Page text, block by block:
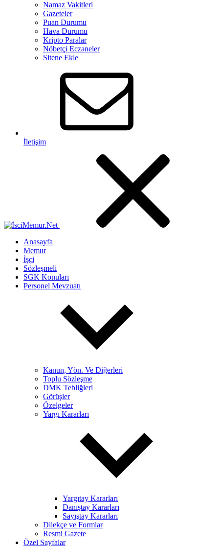
Namaz Vakitleri
Gazeteler
Puan Durumu
Hava Durumu
Kripto Paralar
Nöbetçi Eczaneler
Sitene Ekle
İletişim
Anasayfa
Memur
İşçi
Sözleşmeli
SGK Konuları
Personel Mevzuatı
Kanun, Yön. Ve Diğerleri
Toplu Sözleşme
DMK Tebliğleri
Görüşler
Özelgeler
Yargı Kararları
Yargıtay Kararları
Danıştay Kararları
Sayıştay Kararları
Dilekçe ve Formlar
Resmi Gazete
Özel Sayfalar